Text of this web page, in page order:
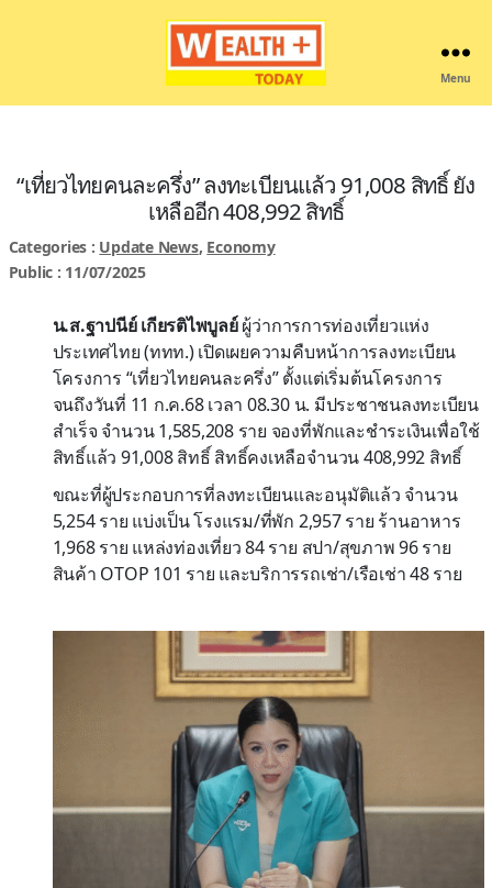
Menu
“เที่ยวไทยคนละครึ่ง” ลงทะเบียนแล้ว 91,008 สิทธิ์ ยัง
เหลืออีก 408,992 สิทธิ์
Categories : Update News, Economy
Public : 11/07/2025
น.ส.ฐาปนีย์ เกียรติไพบูลย์ผู้ว่าการการท่องเที่ยวแห่ง
ประเทศไทย (ททท.) เปิดเผยความคืบหน้าการลงทะเบียน
โครงการ “เที่ยวไทยคนละครึ่ง” ตั้งแต่เริ่มต้นโครงการ
จนถึงวันที่ 11 ก.ค.68 เวลา 08.30 น. มีประชาชนลงทะเบียน
สำเร็จ จำนวน 1,585,208 ราย จองที่พักและชำระเงินเพื่อใช้
สิทธิ์แล้ว 91,008 สิทธิ์ สิทธิ์คงเหลือจำนวน 408,992 สิทธิ์
ขณะที่ผู้ประกอบการที่ลงทะเบียนและอนุมัติแล้ว จำนวน
5,254 ราย แบ่งเป็น โรงแรม/ที่พัก 2,957 ราย ร้านอาหาร
1,968 ราย แหล่งท่องเที่ยว 84 ราย สปา/สุขภาพ 96 ราย
สินค้า OTOP 101 ราย และบริการรถเช่า/เรือเช่า 48 ราย